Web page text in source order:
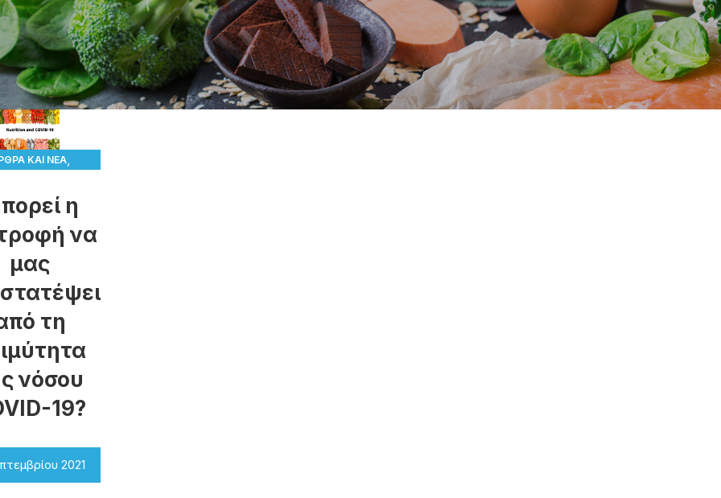
ΚΑΙ ΝΈΑ,
η
να
μας
τη
νόσου
19?
2021